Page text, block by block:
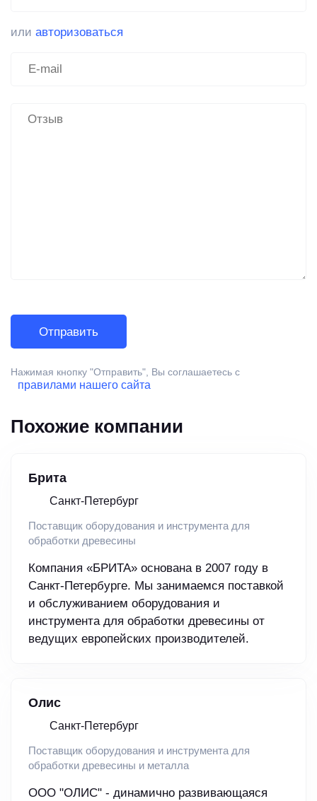
или авторизоваться
Нажимая кнопку "Отправить", Вы соглашаетесь с
правилами нашего сайта
Похожие компании
Брита
Санкт-Петербург
Поставщик оборудования и инструмента для
обработки древесины
Компания «БРИТА» основана в 2007 году в
Санкт-Петербурге. Мы занимаемся поставкой
и обслуживанием оборудования и
инструмента для обработки древесины от
ведущих европейских производителей.
Олис
Санкт-Петербург
Поставщик оборудования и инструмента для
обработки древесины и металла
ООО "ОЛИС" - динамично развивающаяся